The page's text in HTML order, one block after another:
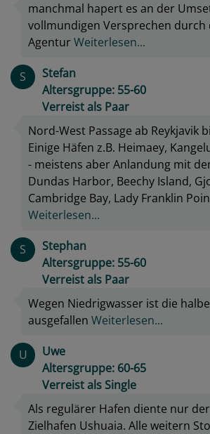
manchmal hapert es an der
vollmundigen Versprechen durch
AgenturWeiterlesen...
S
Stefan
Altersgruppe: 55-60
Verreist als Paar
Nord-West Passage ab Reykjavik
Einige Häfen z.B. Heimaey,
- meistens aber Anlandung mit
Dundas Harbor, Beechy Island,
Cambridge Bay, Lady Franklin
Weiterlesen...
S
Stephan
Altersgruppe: 55-60
Verreist als Paar
Wegen Niedrigwasser ist die
ausgefallen Weiterlesen...
U
Uwe
Altersgruppe: 60-65
Verreist als Single
Als regulärer Hafen diente nur
Zielhafen Ushuaia. Alle weitern